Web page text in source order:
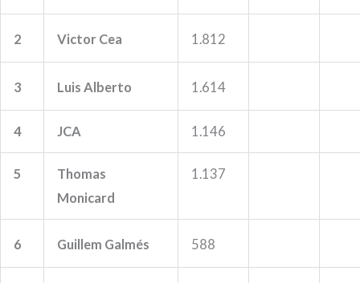
2 Victor Cea 1.812
3 Luis Alberto 1.614
4 JCA 1.146
5
Thomas
Monicard
1.137
6 Guillem Galmés 588